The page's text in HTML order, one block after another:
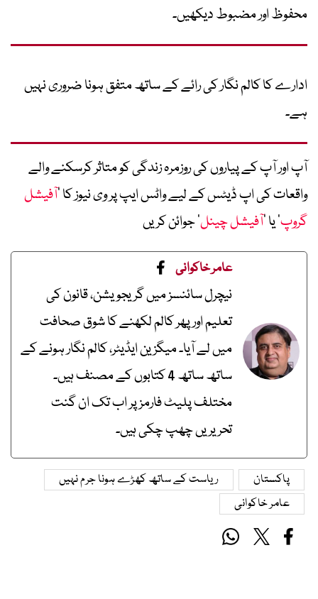
محفوظ اور مضبوط دیکھیں۔
ادارے کا کالم نگار کی رائے کے ساتھ متفق ہونا ضروری نہیں
ہے۔
آپ اور آپ کے پیاروں کی روزمرہ زندگی کو متاثر کرسکنے والے
واقعات کی اپ ڈیٹس کے لیے واٹس ایپ پر وی نیوز کا ’آفیشل
گروپ‘ یا ’آفیشل چینل‘ جوائن کریں
عامر خاکوانی
نیچرل سائنسز میں گریجویشن، قانون کی
تعلیم اور پھر کالم لکھنے کا شوق صحافت
میں لے آیا۔ میگزین ایڈیٹر، کالم نگار ہونے کے
ساتھ ساتھ 4 کتابوں کے مصنف ہیں۔
مختلف پلیٹ فارمز پر اب تک ان گنت
تحریریں چھپ چکی ہیں۔
پاکستان
ریاست کے ساتھ کھڑے ہونا جرم نہیں
عامر خاکوانی